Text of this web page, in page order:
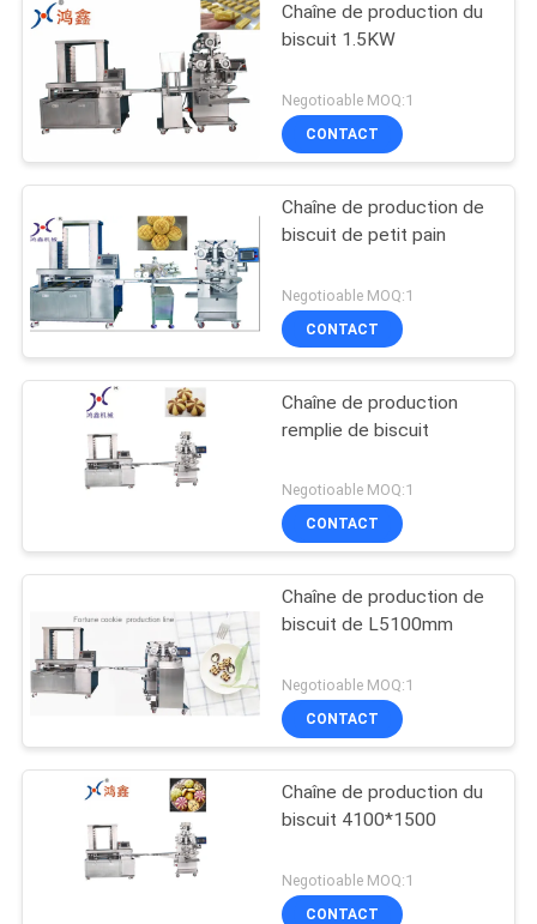
Chaîne de production du
biscuit 1.5KW
Negotioable MOQ:1
CONTACT
Chaîne de production de
biscuit de petit pain
Negotioable MOQ:1
CONTACT
Chaîne de production
remplie de biscuit
Negotioable MOQ:1
CONTACT
Chaîne de production de
biscuit de L5100mm
Negotioable MOQ:1
CONTACT
Chaîne de production du
biscuit 4100*1500
Negotioable MOQ:1
CONTACT